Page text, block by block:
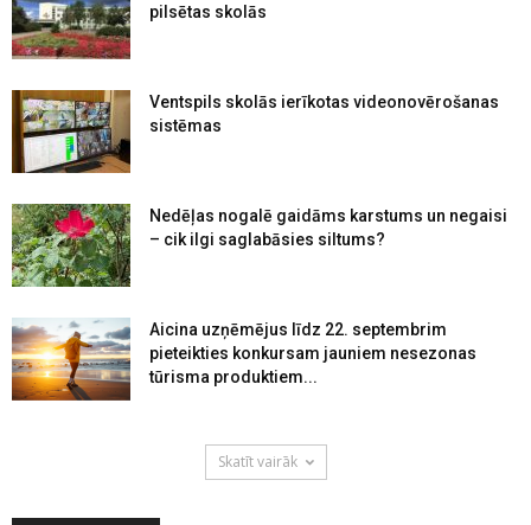
pilsētas skolās
Ventspils skolās ierīkotas videonovērošanas
sistēmas
Nedēļas nogalē gaidāms karstums un negaisi
– cik ilgi saglabāsies siltums?
Aicina uzņēmējus līdz 22. septembrim
pieteikties konkursam jauniem nesezonas
tūrisma produktiem...
Skatīt vairāk